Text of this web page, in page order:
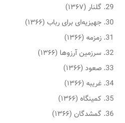
گلنار (۱۳۶۷)
جهیزیه‌ای برای رباب (۱۳۶۶)
زمزمه (۱۳۶۶)
سرزمین آرزوها (۱۳۶۶)
صعود (۱۳۶۶)
غریبه (۱۳۶۶)
کمینگاه (۱۳۶۶)
گمشدگان (۱۳۶۶)